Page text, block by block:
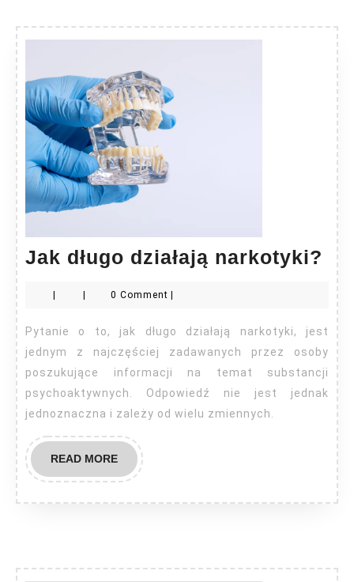
Jak długo działają narkotyki?
| | 0 Comment |
Pytanie o to, jak długo działają narkotyki, jest
jednym z najczęściej zadawanych przez osoby
poszukujące informacji na temat substancji
psychoaktywnych. Odpowiedź nie jest jednak
jednoznaczna i zależy od wielu zmiennych.
READ MOREREAD
MORE